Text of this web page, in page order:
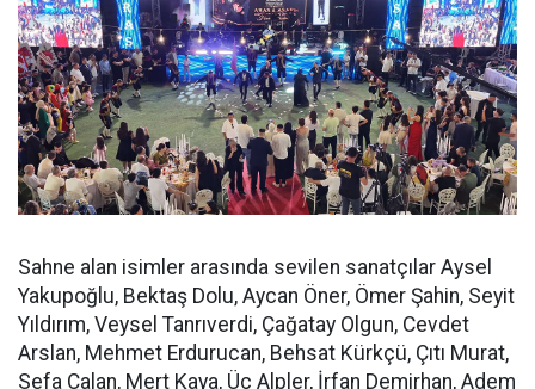
Sahne alan isimler arasında sevilen sanatçılar Aysel
Yakupoğlu, Bektaş Dolu, Aycan Öner, Ömer Şahin, Seyit
Yıldırım, Veysel Tanrıverdi, Çağatay Olgun, Cevdet
Arslan, Mehmet Erdurucan, Behsat Kürkçü, Çıtı Murat,
Sefa Çalan, Mert Kaya, Üç Alpler, İrfan Demirhan, Adem